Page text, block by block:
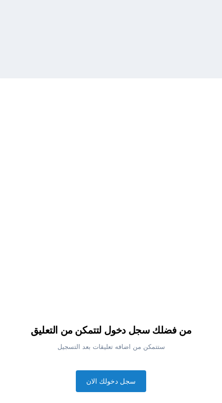
من فضلك سجل دخول لتتمكن من التعليق
ستتمكن من اضافه تعليقات بعد التسجيل
سجل دخولك الان